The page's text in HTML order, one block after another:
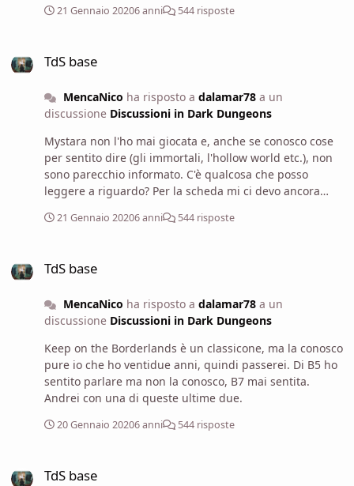
inoltre penso che ne risentirebbe positivamente anche
scoprendo l'acqua calda, come siete abituati a fare?
21 Gennaio 20206 anni 544 risposte
TdS base
MencaNico ha risposto a dalamar78a un
discussione Discussioni in Dark Dungeons
Mystara non l'ho mai giocata e, anche se conosco cose
per sentito dire (gli immortali, l'hollow world etc.), non
sono parecchio informato. C'è qualcosa che posso
leggere a riguardo? Per la scheda mi ci devo ancora
in un paio di giorni sono pronto.
21 Gennaio 20206 anni 544 risposte
TdS base
MencaNico ha risposto a dalamar78a un
discussione Discussioni in Dark Dungeons
Keep on the Borderlands è un classicone, ma la conosco
pure io che ho ventidue anni, quindi passerei. Di B5 ho
sentito parlare ma non la conosco, B7 mai sentita.
Andrei con una di queste ultime due.
20 Gennaio 20206 anni 544 risposte
TdS base